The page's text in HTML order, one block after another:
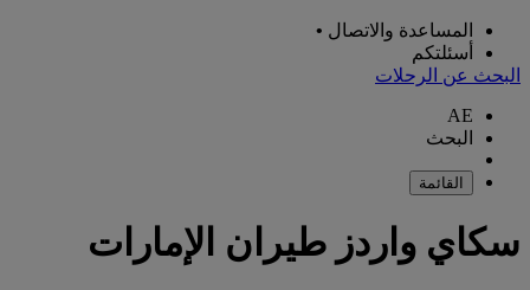
المساعدة والاتصال •
أسئلتكم
البحث عن الرحلات
AE
البحث
القائمة
سكاي واردز طيران الإمارات